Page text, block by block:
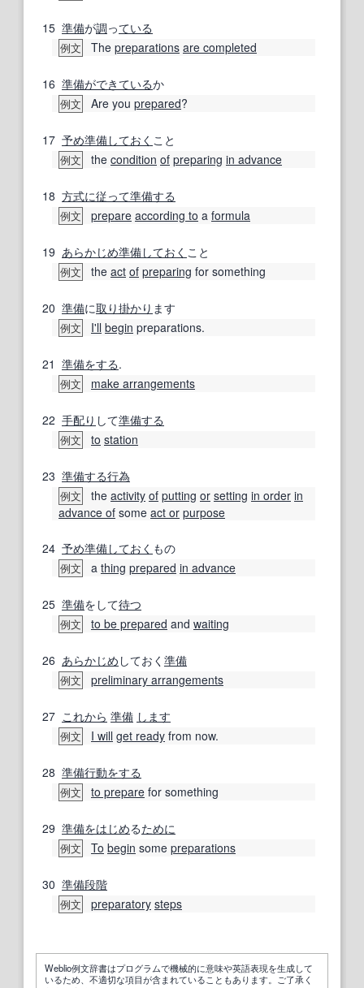
15 準備が調っている
例文 The preparations are completed
16 準備ができているか
例文 Are you prepared?
17 予め準備しておく こと
例文 the condition of preparing in advance
18 方式に従って準備する
例文 prepare according to a formula
19 あらかじめ準備しておく こと
例文 the act of preparing for something
20 準備に取り掛かり ます
例文 I'll begin preparations.
21 準備をする.
例文 make arrangements
22 手配り して準備する
例文 to station
23 準備する行為
例文 the activity of putting or setting in order in
advance of some act or purpose
24 予め準備しておく もの
例文 a thing prepared in advance
25 準備をして待つ
例文 to be prepared and waiting
26 あらかじめ しておく 準備
例文 preliminary arrangements
27 これから 準備 します
例文 I will get ready from now.
28 準備行動をする
例文 to prepare for something
29 準備をはじめるために
例文 To begin some preparations
30 準備段階
例文 preparatory steps
Weblio例文辞書はプログラムで機械的に意味や英語表現を生成して
いるため、不適切な項目が含まれていることもあります。ご了承く